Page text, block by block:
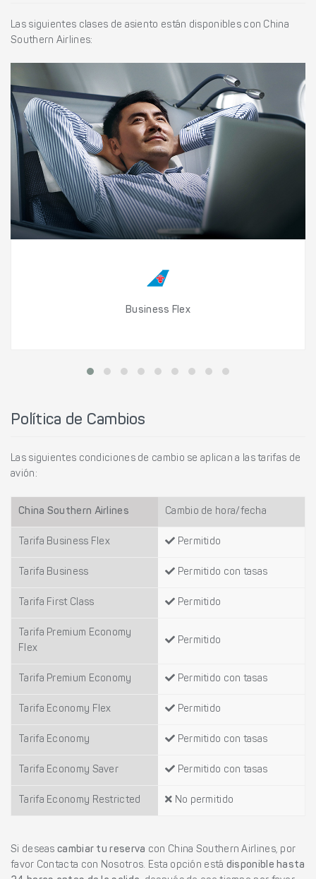
Las siguientes clases de asiento están disponibles con China
Southern Airlines:
Business Flex
Política de Cambios
Las siguientes condiciones de cambio se aplican a las tarifas de
avión:
China Southern Airlines Cambio de hora/fecha
Tarifa Business Flex Permitido
Tarifa Business Permitido con tasas
Tarifa First Class Permitido
Tarifa Premium Economy
Flex
Permitido
Tarifa Premium Economy Permitido con tasas
Tarifa Economy Flex Permitido
Tarifa Economy Permitido con tasas
Tarifa Economy Saver Permitido con tasas
Tarifa Economy Restricted No permitido
Si deseas cambiar tu reserva con China Southern Airlines, por
favor Contacta con Nosotros. Esta opción está disponible hasta